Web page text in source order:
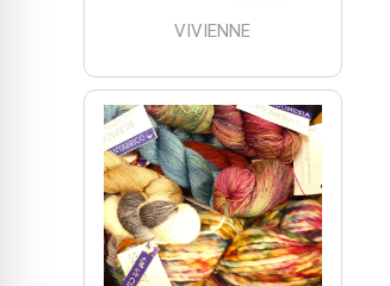
VIVIENNE